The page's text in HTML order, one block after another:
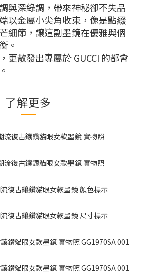
與深綠調，帶來神秘卻不失品
以金屬小尖角收束，像是點綴
細節，讓這副墨鏡在優雅與個
。
更散發出專屬於 GUCCI 的都會
了解更多